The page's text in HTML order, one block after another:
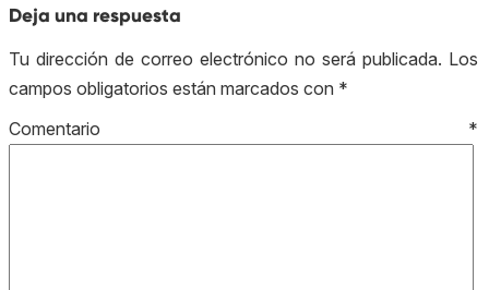
Deja una respuesta
Tu dirección de correo electrónico no será publicada. Los
campos obligatorios están marcados con *
Comentario *